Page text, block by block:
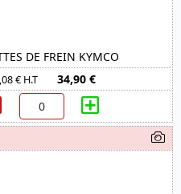
DE FREIN KYMCO
€ H.T 34,90 €